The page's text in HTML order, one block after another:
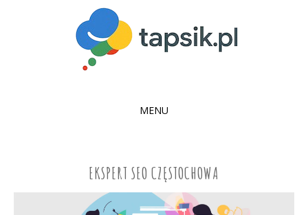
MENU
EKSPERT SEO CZĘSTOCHOWA